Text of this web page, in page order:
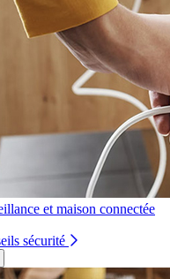
et maison connectée
sécurité